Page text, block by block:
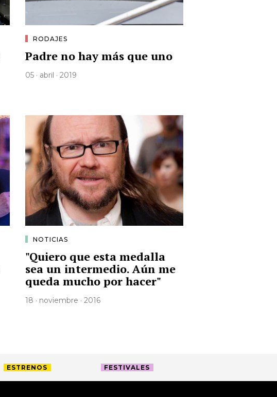
RODAJES
Padre no hay más que uno
05 · abril · 2019
NOTICIAS
"Quiero que esta medalla
sea un intermedio. Aún me
queda mucho por hacer"
18 · noviembre · 2016
ESTRENOS FESTIVALES